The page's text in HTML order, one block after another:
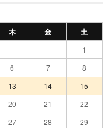
木 金 土
1
6 7
8
13 14
15
20 21
22
27 28
29